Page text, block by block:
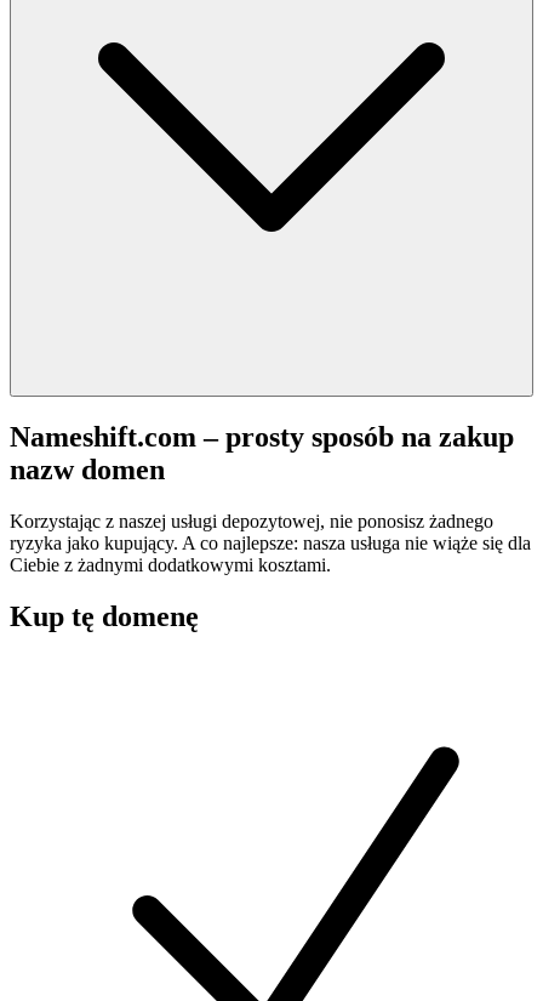
Nameshift.com – prosty sposób na zakup
nazw domen
Korzystając z naszej usługi depozytowej, nie ponosisz żadnego
ryzyka jako kupujący. A co najlepsze: nasza usługa nie wiąże się dla
Ciebie z żadnymi dodatkowymi kosztami.
Kup tę domenę